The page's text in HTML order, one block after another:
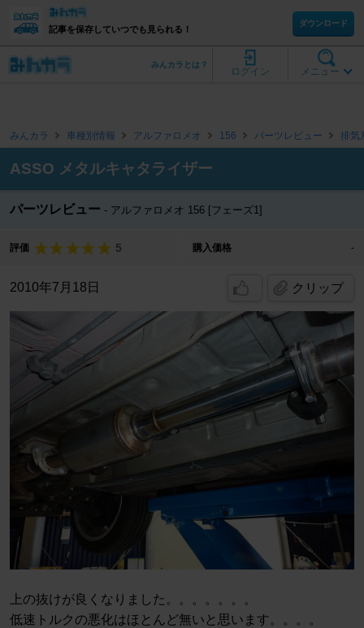
記事を保存していつでも見られる！
ダウンロード
メニュー
ログイン
みんカラとは？
みんカラ 車種別情報 アルファロメオ 156 パーツレビュー 排気
ASSO メタルキャタライザー
パーツレビュー アルファロメオ 156 [フェーズ1]
評価 5 購入価格 -
2010年7月18日 クリップ
上の抜けが良くなりました。。。。。。。
低速トルクの悪化はほとんど無いと思います。。。。